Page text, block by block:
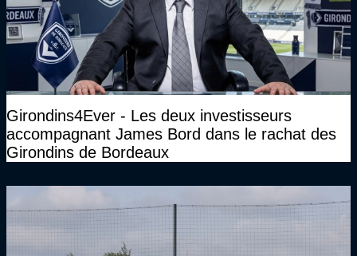
Girondins4Ever - Les deux investisseurs
accompagnant James Bord dans le rachat des
Girondins de Bordeaux